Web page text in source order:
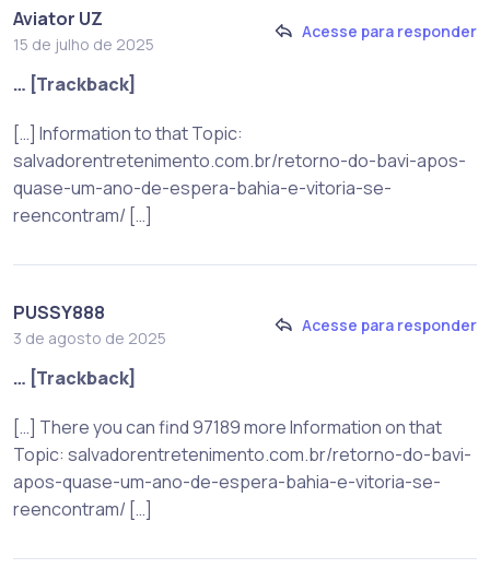
Aviator UZ
15 de julho de 2025
Acesse para responder
… [Trackback]
[…] Information to that Topic:
salvadorentretenimento.com.br/retorno-do-bavi-apos-
quase-um-ano-de-espera-bahia-e-vitoria-se-
reencontram/ […]
PUSSY888
3 de agosto de 2025
Acesse para responder
… [Trackback]
[…] There you can find 97189 more Information on that
Topic: salvadorentretenimento.com.br/retorno-do-bavi-
apos-quase-um-ano-de-espera-bahia-e-vitoria-se-
reencontram/ […]